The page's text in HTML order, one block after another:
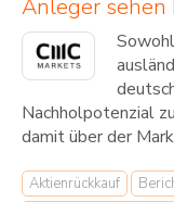
Anleger sehen
Nachholpotenzial
damit über der
Aktienrückkauf